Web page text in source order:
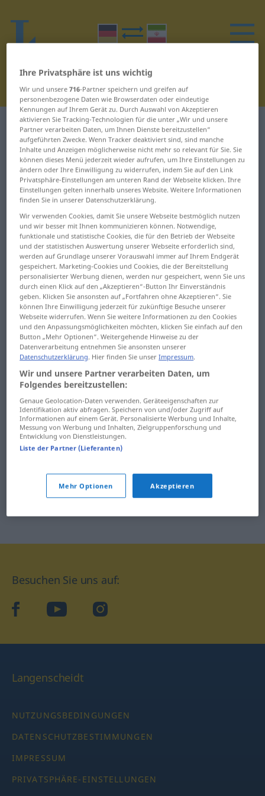
Deutsch-Persisch Wörterbuch H 22
Wörter auf Deutsch, die mit H
beginnen – Hühnerauge ...
hundert
Hühnerauge
Hühnerbrühe
Hühnerfleisch
Hülle
Hülsenfrüchte
Hündin
hüpfen
Hürde
hüten
Hütte
Huhn
humanitär
Hummer
Humor
humorlos
humorvoll
humpeln
Hundefutter
hundert
Besuchen Sie uns auf:
facebook YouTube Instagram
Langenscheidt
NUTZUNGSBEDINGUNGEN
DATENSCHUTZBESTIMMUNGEN
IMPRESSUM
PRIVATSPHÄRE-EINSTELLUNGEN
Ihre Privatsphäre ist uns wichtig
Wir und unsere716-Partner speichern und greifen auf
personenbezogene Daten wie Browserdaten oder eindeutige
Kennungen auf Ihrem Gerät zu. Durch Auswahl von Akzeptieren
aktivieren Sie Tracking-Technologien für die unter „Wir und unsere
Partner verarbeiten Daten, um Ihnen Dienste bereitzustellen“
aufgeführten Zwecke. Wenn Tracker deaktiviert sind, sind manche
Inhalte und Anzeigen möglicherweise nicht mehr so relevant für Sie. Sie
können dieses Menü jederzeit wieder aufrufen, um Ihre Einstellungen zu
ändern oder Ihre Einwilligung zu widerrufen, indem Sie auf den Link
Privatsphäre-Einstellungen am unteren Rand der Webseite klicken. Ihre
Einstellungen gelten innerhalb unseres Website. Weitere Informationen
finden Sie in unserer Datenschutzerklärung.
Wir verwenden Cookies, damit Sie unsere Webseite bestmöglich nutzen
und wir besser mit Ihnen kommunizieren können. Notwendige,
funktionale und statistische Cookies, die für den Betrieb der Webseite
und der statistischen Auswertung unserer Webseite erforderlich sind,
werden auf Grundlage unserer Vorauswahl immer auf Ihrem Endgerät
gespeichert. Marketing-Cookies und Cookies, die der Bereitstellung
personalisierter Werbung dienen, werden nur gespeichert, wenn Sie uns
durch einen Klick auf den „Akzeptieren“-Button Ihr Einverständnis
geben. Klicken Sie ansonsten auf „Fortfahren ohne Akzeptieren“. Sie
können Ihre Einwilligung jederzeit für zukünftige Besuche unserer
Webseite widerrufen. Wenn Sie weitere Informationen zu den Cookies
und den Anpassungsmöglichkeiten möchten, klicken Sie einfach auf den
Button „Mehr Optionen“. Weitergehende Hinweise zu der
Datenverarbeitung entnehmen Sie ansonsten unserer
Datenschutzerklärung. Hier finden Sie unserImpressum.
Wir und unsere Partner verarbeiten Daten, um
Folgendes bereitzustellen:
Genaue Geolocation-Daten verwenden. Geräteeigenschaften zur
Identifikation aktiv abfragen. Speichern von und/oder Zugriff auf
Informationen auf einem Gerät. Personalisierte Werbung und Inhalte,
Messung von Werbung und Inhalten, Zielgruppenforschung und
Entwicklung von Dienstleistungen.
Liste der Partner (Lieferanten)
Mehr Optionen Akzeptieren